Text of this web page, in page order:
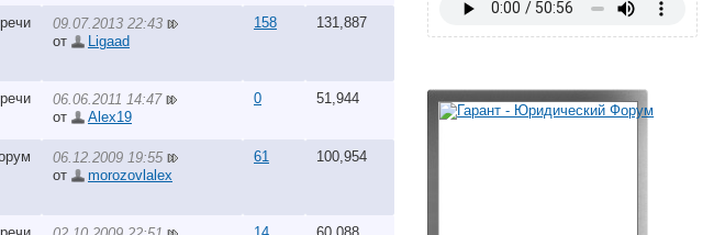
09.07.2013 22:43
от
Ligaad
158 131,887
06.06.2011 14:47
от
Alex19
0 51,944
06.12.2009 19:55
от
morozovlalex
61 100,954